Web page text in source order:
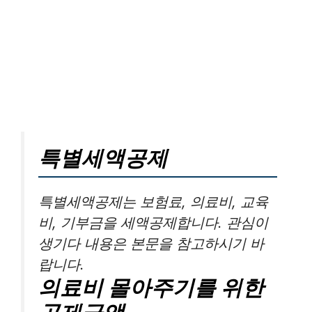
특별세액공제
특별세액공제는 보험료, 의료비, 교육
비, 기부금을 세액공제합니다. 관심이
생기다 내용은 본문을 참고하시기 바
랍니다.
의료비 몰아주기를 위한